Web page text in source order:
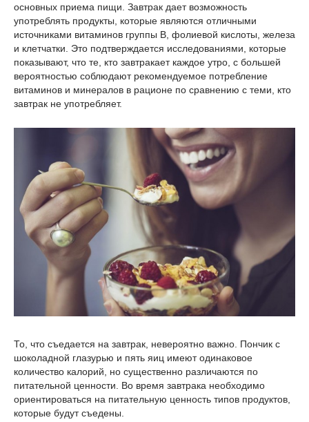
основных приема пищи. Завтрак дает возможность
употреблять продукты, которые являются отличными
источниками витаминов группы В, фолиевой кислоты, железа
и клетчатки. Это подтверждается исследованиями, которые
показывают, что те, кто завтракает каждое утро, с большей
вероятностью соблюдают рекомендуемое потребление
витаминов и минералов в рационе по сравнению с теми, кто
завтрак не употребляет.
То, что съедается на завтрак, невероятно важно. Пончик с
шоколадной глазурью и пять яиц имеют одинаковое
количество калорий, но существенно различаются по
питательной ценности. Во время завтрака необходимо
ориентироваться на питательную ценность типов продуктов,
которые будут съедены.